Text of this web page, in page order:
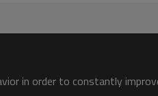
300pcs/ctnin order to constantly